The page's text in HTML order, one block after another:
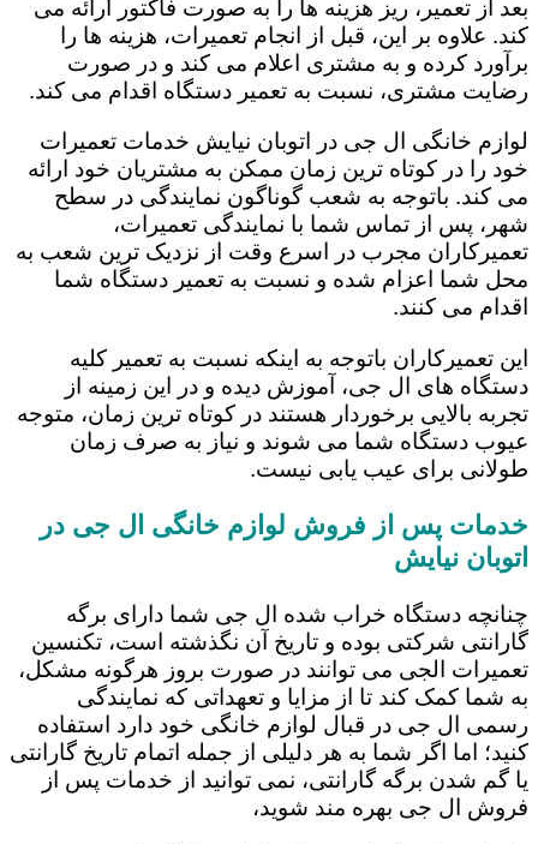
بعد از تعمیر، ریز هزینه ها را به صورت فاکتور ارائه می
کند. علاوه بر این، قبل از انجام تعمیرات، هزینه ها را
برآورد کرده و به مشتری اعلام می کند و در صورت
رضایت مشتری، نسبت به تعمیر دستگاه اقدام می کند.
لوازم خانگی ال جی در اتوبان نیایش خدمات تعمیرات
خود را در کوتاه ترین زمان ممکن به مشتریان خود ارائه
می کند. باتوجه به شعب گوناگون نمایندگی در سطح
شهر، پس از تماس شما با نمایندگی تعمیرات،
تعمیرکاران مجرب در اسرع وقت از نزدیک ترین شعب به
محل شما اعزام شده و نسبت به تعمیر دستگاه شما
اقدام می کنند.
این تعمیرکاران باتوجه به اینکه نسبت به تعمیر کلیه
دستگاه های ال جی، آموزش دیده و در این زمینه از
تجربه بالایی برخوردار هستند در کوتاه ترین زمان، متوجه
عیوب دستگاه شما می شوند و نیاز به صرف زمان
طولانی برای عیب یابی نیست.
خدمات پس از فروش لوازم خانگی ال جی در
اتوبان نیایش
چنانچه دستگاه خراب شده ال جی شما دارای برگه
گارانتی شرکتی بوده و تاریخ آن نگذشته است، تکنسین
تعمیرات الجی می توانند در صورت بروز هرگونه مشکل،
به شما کمک کند تا از مزایا و تعهداتی که نمایندگی
رسمی ال جی در قبال لوازم خانگی خود دارد استفاده
کنید؛ اما اگر شما به هر دلیلی از جمله اتمام تاریخ گارانتی
یا گم شدن برگه گارانتی، نمی توانید از خدمات پس از
فروش ال جی بهره مند شوید،